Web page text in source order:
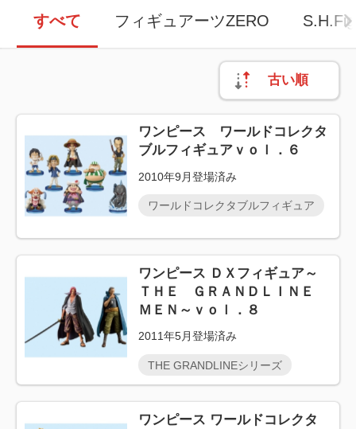
すべて フィギュアーツZERO
古い順
ワンピース ワールドコレクタ
ブルフィギュアｖｏｌ．６
2010年9月登場済み
ワールドコレクタブルフィギュア
ワンピース ＤＸフィギュア～
ＴＨＥ ＧＲＡＮＤＬＩＮＥ
ＭＥＮ～ｖｏｌ．８
2011年5月登場済み
THE GRANDLINEシリーズ
ワンピース ワールドコレクタ